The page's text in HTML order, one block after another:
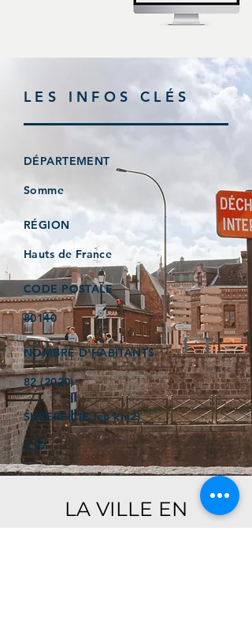
LES INFOS CLÉS
DÉPARTEMENT
Somme
RÉGION
Hauts de France
CODE POSTALE
80140
NOMBRE D'HABITANTS
82 (2020)
SUPERFICIE (en km2)
3,97
LA VILLE EN